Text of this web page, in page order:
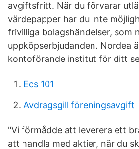
avgiftsfritt. När du förvarar
värdepapper har du inte
frivilliga bolagshändelser, som
uppköpserbjudanden. Nordea
kontoförande institut för ditt
Ecs 101
Avdragsgill föreningsavgift
"Vi förmådde att leverera ett
att handla med aktier, när du